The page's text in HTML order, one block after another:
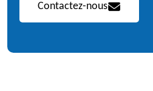
Contactez-nous